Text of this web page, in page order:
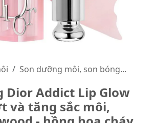
Son dưỡng môi, son bóng...
Dior Addict Lip Glow
và tăng sắc môi,